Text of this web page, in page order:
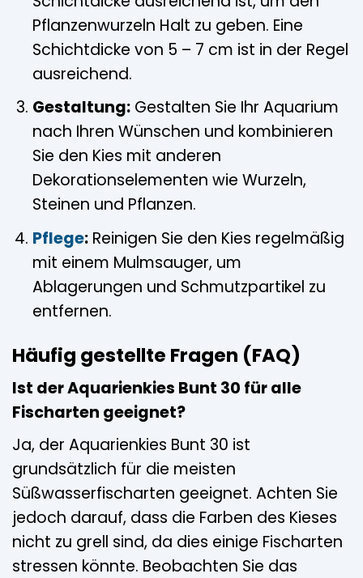
Pflanzenwurzeln Halt zu geben. Eine
Schichtdicke von 5 – 7 cm ist in der Regel
ausreichend.
Gestaltung:Gestalten Sie Ihr Aquarium
nach Ihren Wünschen und kombinieren
Sie den Kies mit anderen
Dekorationselementen wie Wurzeln,
Steinen und Pflanzen.
Pflege:Reinigen Sie den Kies regelmäßig
mit einem Mulmsauger, um
Ablagerungen und Schmutzpartikel zu
entfernen.
Häufig gestellte Fragen (FAQ)
Ist der Aquarienkies Bunt 30 für alle
Fischarten geeignet?
Ja, der Aquarienkies Bunt 30 ist
grundsätzlich für die meisten
Süßwasserfischarten geeignet. Achten Sie
jedoch darauf, dass die Farben des Kieses
nicht zu grell sind, da dies einige Fischarten
stressen könnte. Beobachten Sie das